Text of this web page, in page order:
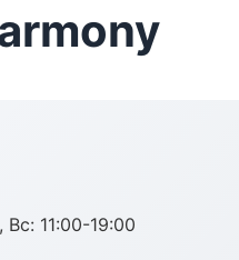
11:00-19:00